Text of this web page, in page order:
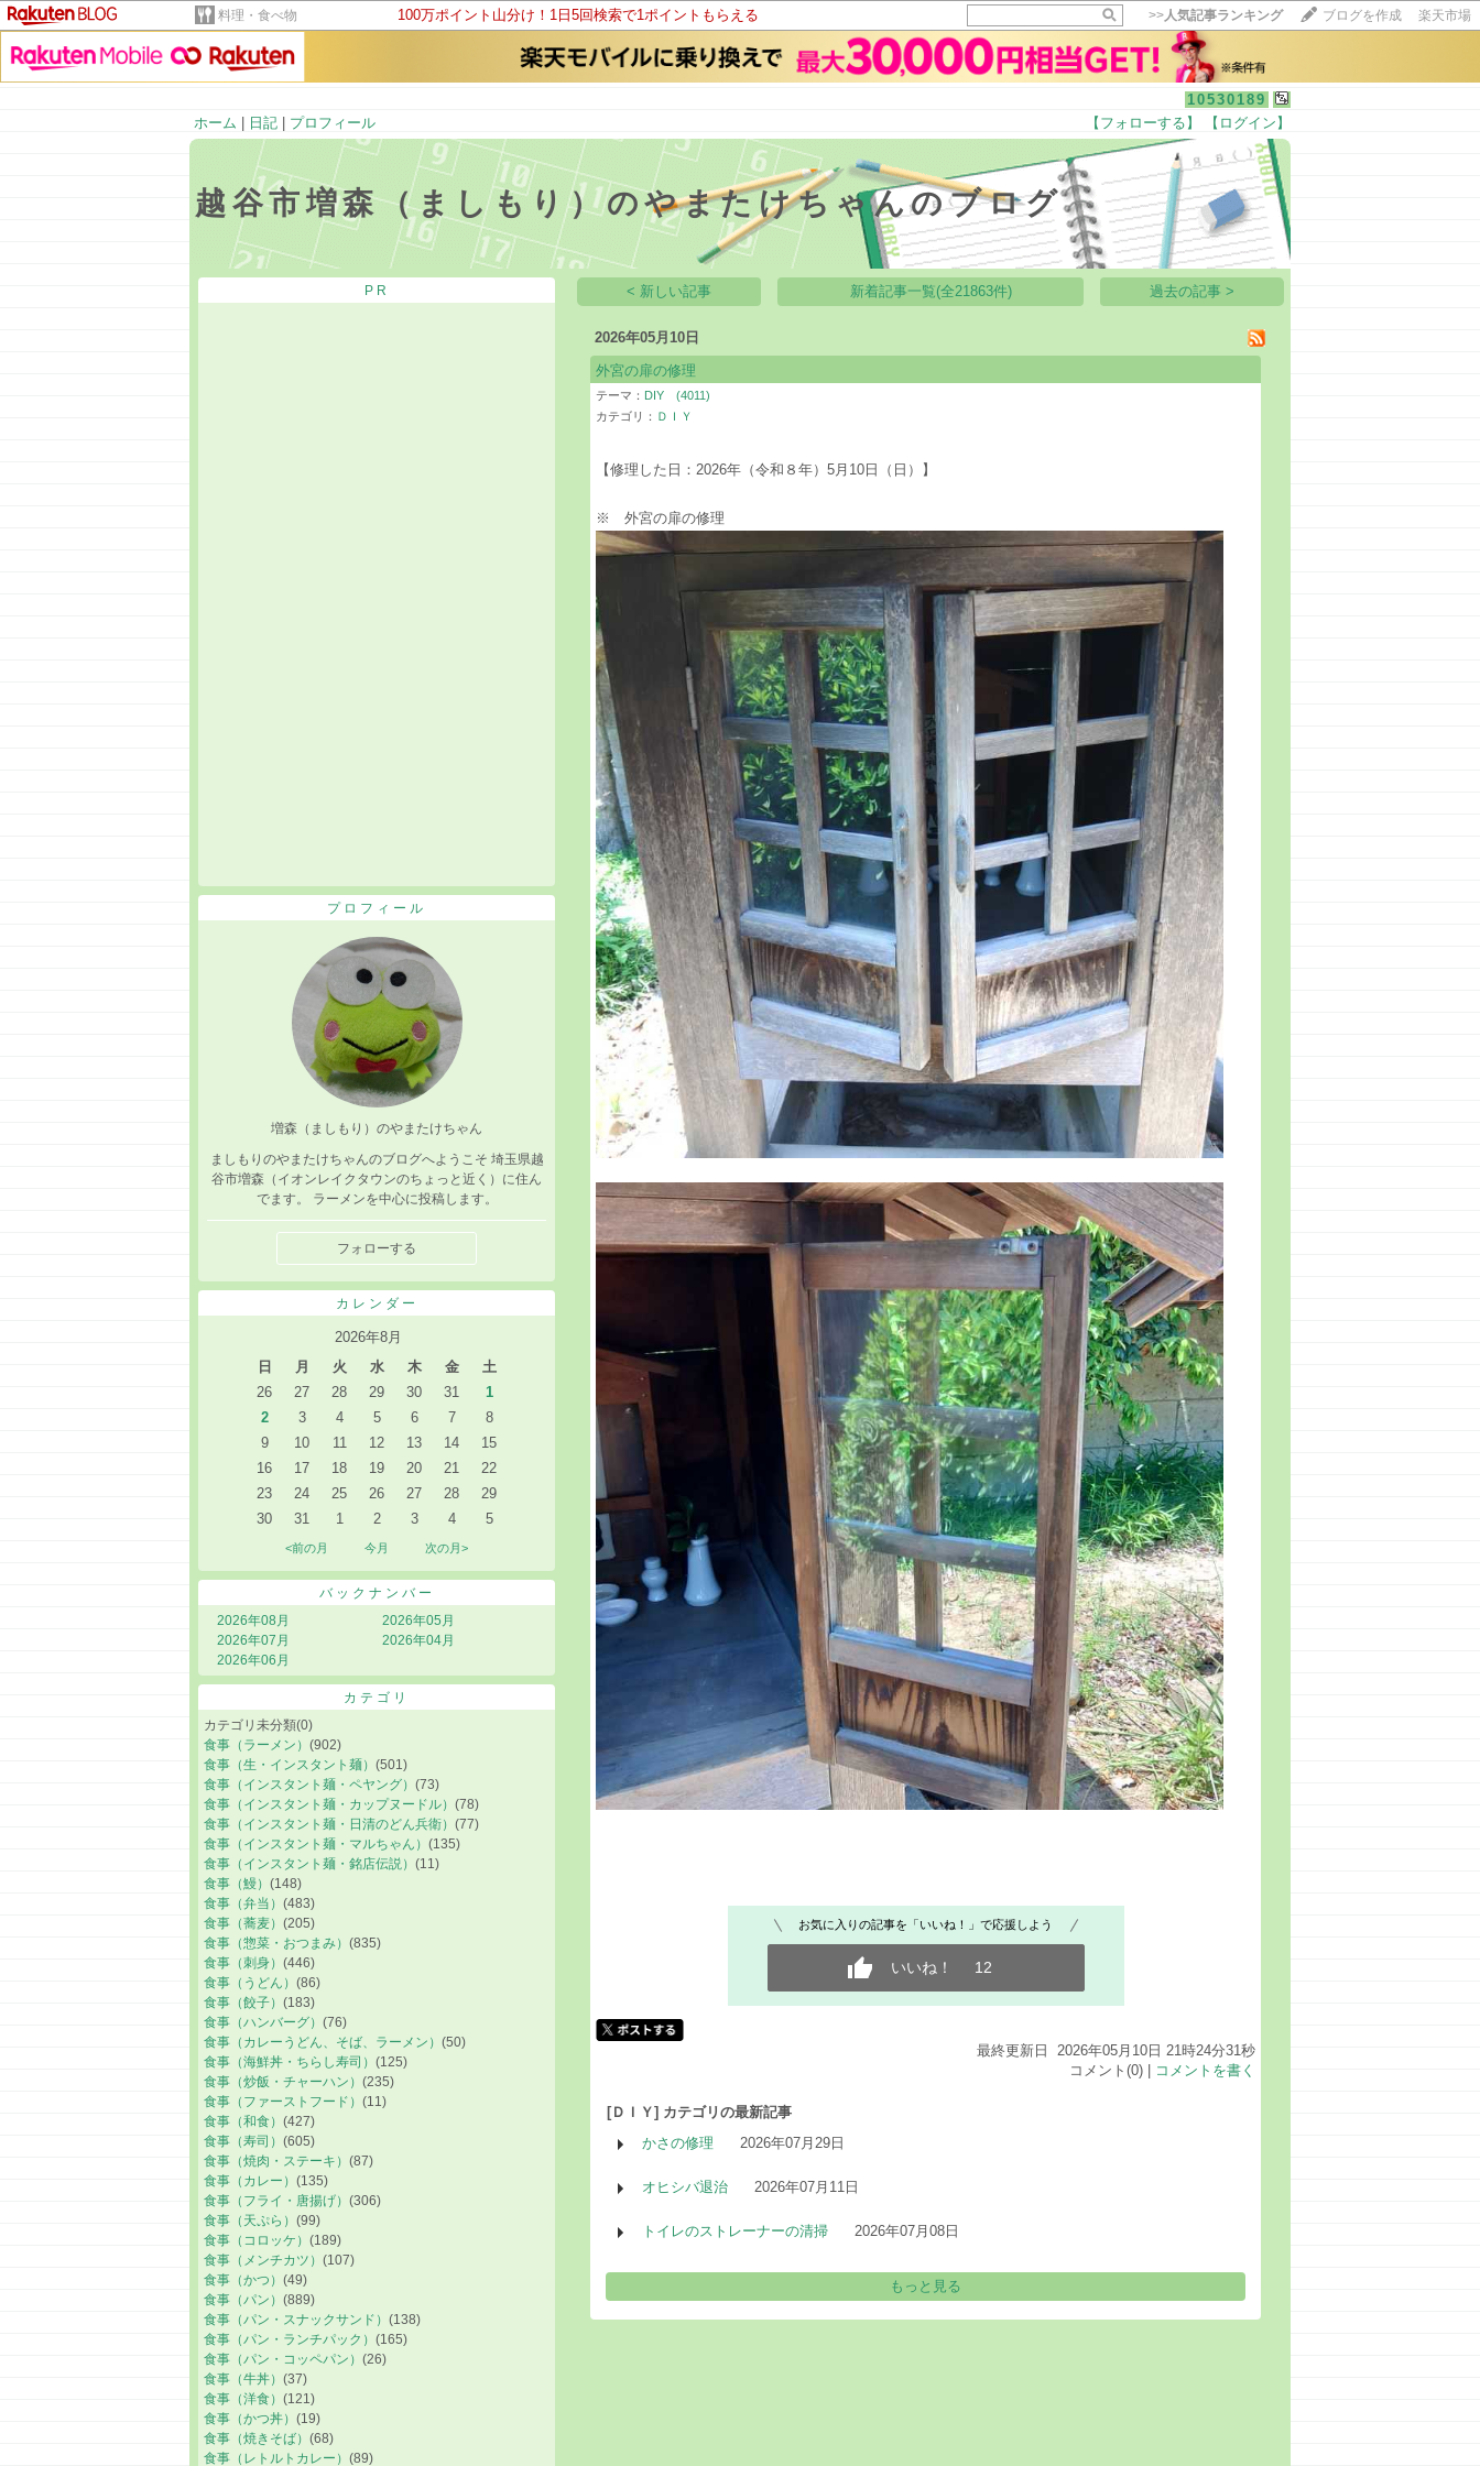
料理・食べ物 100万ポイント山分け！1日5回検索で1ポイントもらえる >>人気記事ランキング ブログを作成 楽天市場
10530189
ホーム
日記 プロフィール 【フォローする】 【ログイン】
越谷市増森（ましもり）のやまたけちゃんのブログ
15記事にいいね！で1ポイント
いいね!
PR
プロフィール
増森（ましもり）のやまたけちゃん
ましもりのやまたけちゃんのブログへようこそ 埼玉県越
谷市増森（イオンレイクタウンのちょっと近く）に住ん
でます。 ラーメンを中心に投稿します。
フォローする
カレンダー
2026年8月
日
月 火 水 木 金
土
26
27 28 29 30 31
1
2
3 4 5 6 7
8
9
10 11 12 13 14
15
16
17 18 19 20 21
22
23
24 25 26 27 28
29
30
31 1 2 3 4 5
<前の月 今月 次の月>
バックナンバー
2026年08月
2026年07月
2026年06月
2026年05月
2026年04月
カテゴリ
カテゴリ未分類(0)
食事（ラーメン） (902)
食事（生・インスタント麺） (501)
食事（インスタント麺・ペヤング） (73)
食事（インスタント麺・カップヌードル） (78)
食事（インスタント麺・日清のどん兵衛） (77)
食事（インスタント麺・マルちゃん） (135)
食事（インスタント麺・銘店伝説） (11)
食事（鰻） (148)
食事（弁当） (483)
食事（蕎麦） (205)
食事（惣菜・おつまみ） (835)
食事（刺身） (446)
食事（うどん） (86)
食事（餃子） (183)
食事（ハンバーグ） (76)
食事（カレーうどん、そば、ラーメン） (50)
食事（海鮮丼・ちらし寿司） (125)
食事（炒飯・チャーハン） (235)
食事（ファーストフード） (11)
食事（和食） (427)
食事（寿司） (605)
食事（焼肉・ステーキ） (87)
食事（カレー） (135)
食事（フライ・唐揚げ） (306)
食事（天ぷら） (99)
食事（コロッケ） (189)
食事（メンチカツ） (107)
食事（かつ） (49)
食事（パン） (889)
食事（パン・スナックサンド） (138)
食事（パン・ランチパック） (165)
食事（パン・コッペパン） (26)
食事（牛丼） (37)
食事（洋食） (121)
食事（かつ丼） (19)
食事（焼きそば） (68)
食事（レトルトカレー） (89)
< 新しい記事 新着記事一覧(全21863件) 過去の記事 >
2026年05月10日
外宮の扉の修理
テーマ： DIY (4011)
カテゴリ： ＤＩＹ
【修理した日：2026年（令和８年）5月10日（日）】
※ 外宮の扉の修理
お気に入りの記事を「いいね！」で応援しよう
いいね！ 12
最終更新日 2026年05月10日 21時24分31秒
コメント(0) |
コメントを書く
[ＤＩＹ] カテゴリの最新記事
かさの修理
2026年07月29日
オヒシバ退治 2026年07月11日
トイレのストレーナーの清掃 2026年07月08日
もっと見る